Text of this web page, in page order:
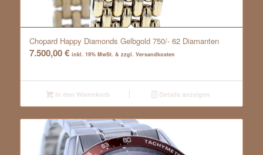
Chopard Happy Diamonds Gelbgold 750/- 62 Diamanten
7.500,00€ inkl. 19% MwSt. & zzgl. Versandkosten
In den Warenkorb Details anzeigen